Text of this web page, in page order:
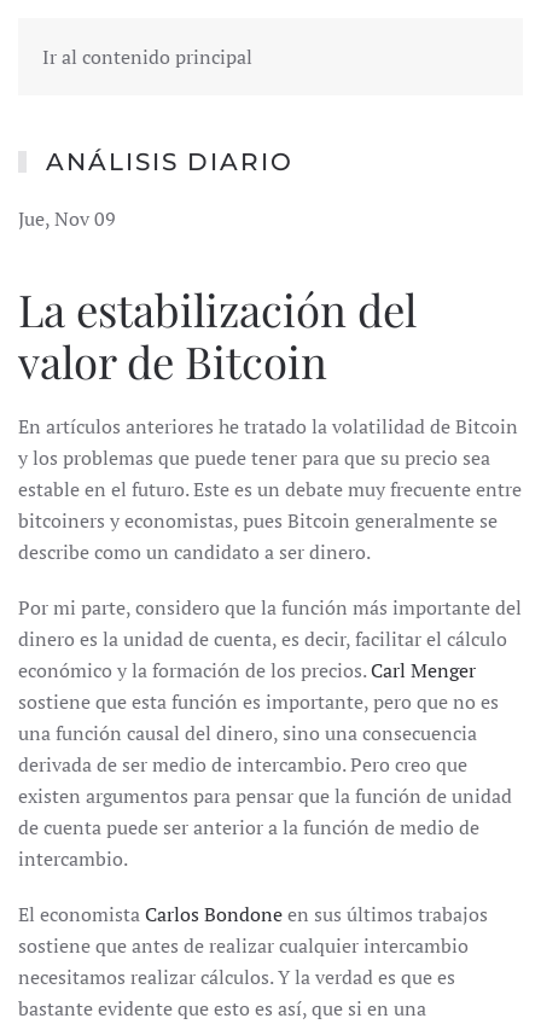
Ir al contenido principal
ANÁLISIS DIARIO
Jue, Nov 09
La estabilización del
valor de Bitcoin
En artículos anteriores he tratado la volatilidad de Bitcoin
y los problemas que puede tener para que su precio sea
estable en el futuro. Este es un debate muy frecuente entre
bitcoiners y economistas, pues Bitcoin generalmente se
describe como un candidato a ser dinero.
Por mi parte, considero que la función más importante del
dinero es la unidad de cuenta, es decir, facilitar el cálculo
económico y la formación de los precios.Carl Menger
sostiene que esta función es importante, pero que no es
una función causal del dinero, sino una consecuencia
derivada de ser medio de intercambio. Pero creo que
existen argumentos para pensar que la función de unidad
de cuenta puede ser anterior a la función de medio de
intercambio.
El economistaCarlos Bondoneen sus últimos trabajos
sostiene que antes de realizar cualquier intercambio
necesitamos realizar cálculos. Y la verdad es que es
bastante evidente que esto es así, que si en una